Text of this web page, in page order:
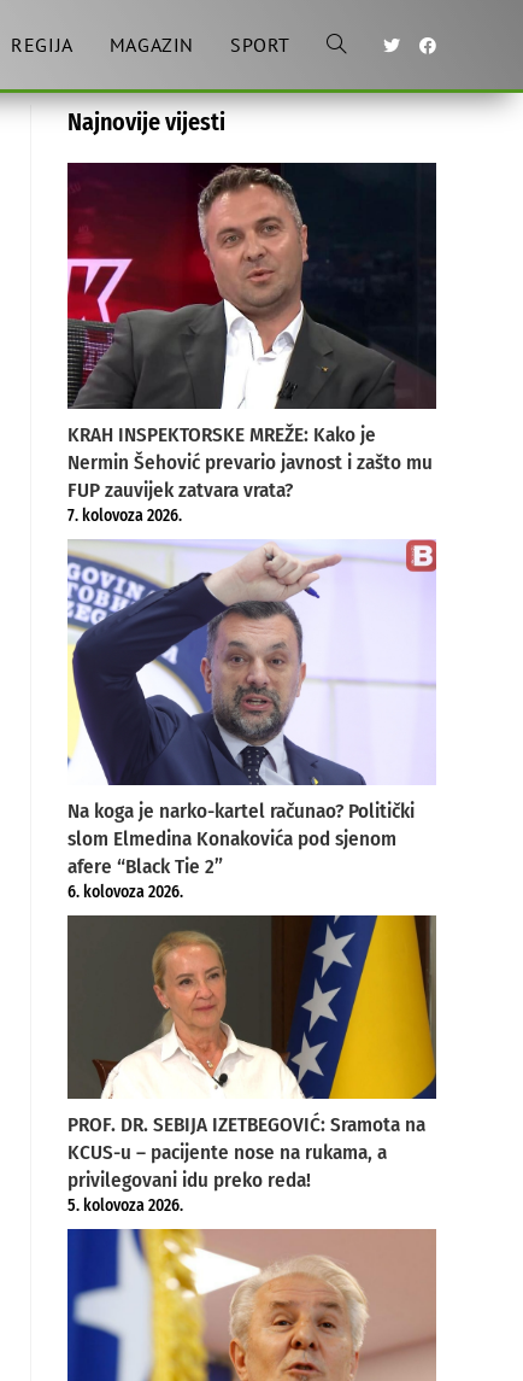
REGIJA MAGAZIN SPORT Toggle
Najnovije vijesti
KRAH INSPEKTORSKE MREŽE: Kako je
Nermin Šehović prevario javnost i zašto mu
FUP zauvijek zatvara vrata?
7. kolovoza 2026.
Na koga je narko-kartel računao? Politički
slom Elmedina Konakovića pod sjenom
afere “Black Tie 2”
6. kolovoza 2026.
PROF. DR. SEBIJA IZETBEGOVIĆ: Sramota na
KCUS-u – pacijente nose na rukama, a
privilegovani idu preko reda!
5. kolovoza 2026.